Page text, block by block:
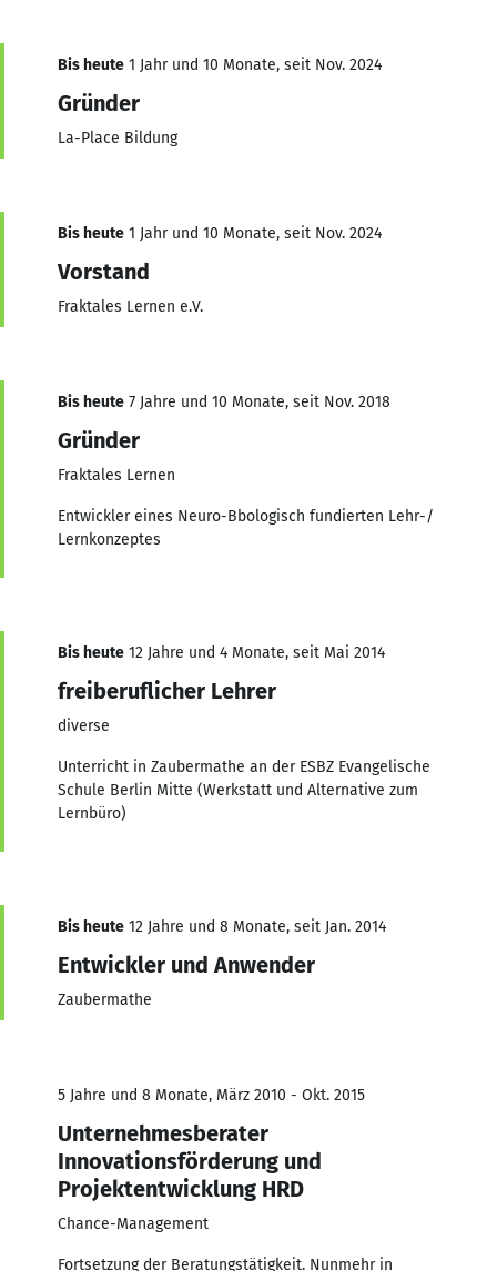
Bis heute 1 Jahr und 10 Monate, seit Nov. 2024
Gründer
La-Place Bildung
Bis heute 1 Jahr und 10 Monate, seit Nov. 2024
Vorstand
Fraktales Lernen e.V.
Bis heute 7 Jahre und 10 Monate, seit Nov. 2018
Gründer
Fraktales Lernen
Entwickler eines Neuro-Bbologisch fundierten Lehr-/
Lernkonzeptes
Bis heute 12 Jahre und 4 Monate, seit Mai 2014
freiberuflicher Lehrer
diverse
Unterricht in Zaubermathe an der ESBZ Evangelische
Schule Berlin Mitte (Werkstatt und Alternative zum
Lernbüro)
Bis heute 12 Jahre und 8 Monate, seit Jan. 2014
Entwickler und Anwender
Zaubermathe
5 Jahre und 8 Monate, März 2010 - Okt. 2015
Unternehmesberater
Innovationsförderung und
Projektentwicklung HRD
Chance-Management
Fortsetzung der Beratungstätigkeit. Nunmehr in